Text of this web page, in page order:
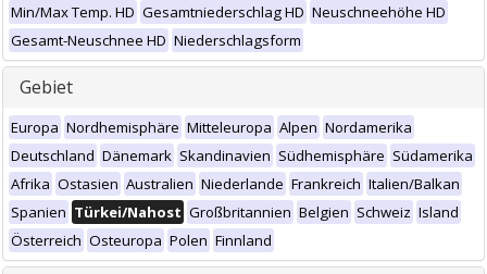
Min/Max Temp. HD Gesamtniederschlag HD Neuschneehöhe HD
Gesamt-Neuschnee HD Niederschlagsform
Gebiet
Europa Nordhemisphäre Mitteleuropa Alpen Nordamerika
Deutschland Dänemark Skandinavien Südhemisphäre Südamerika
Afrika Ostasien Australien Niederlande Frankreich Italien/Balkan
Spanien Türkei/Nahost Großbritannien Belgien Schweiz Island
Österreich Osteuropa Polen Finnland